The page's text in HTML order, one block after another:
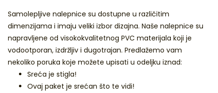
Samolepljive nalepnice su dostupne u različitim
dimenzijama i imaju veliki izbor dizajna. Naše nalepnice su
napravljene od visokokvalitetnog PVC materijala koji je
vodootporan, izdržljiv i dugotrajan. Predlažemo vam
nekoliko poruka koje možete upisati u odeljku iznad:
Sreća je stigla!
Ovaj paket je srećan što te vidi!